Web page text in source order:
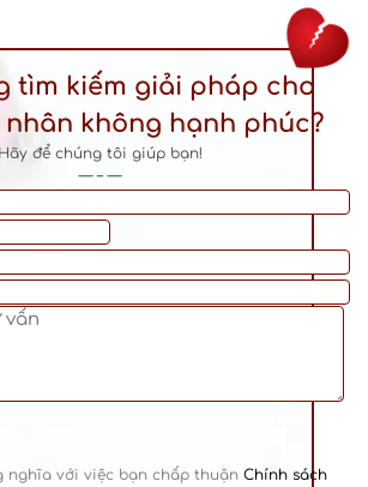
tìm kiếm giải pháp cho
không hạnh phúc?
Hãy để chúng tôi giúp bạn!
— – —
nghĩa với việc bạn chấp thuận Chính sách